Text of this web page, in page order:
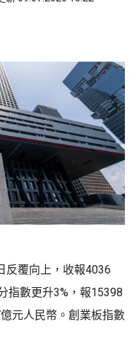
反覆向上，收報4036
指數更升3%，報15398
元人民幣。創業板指數